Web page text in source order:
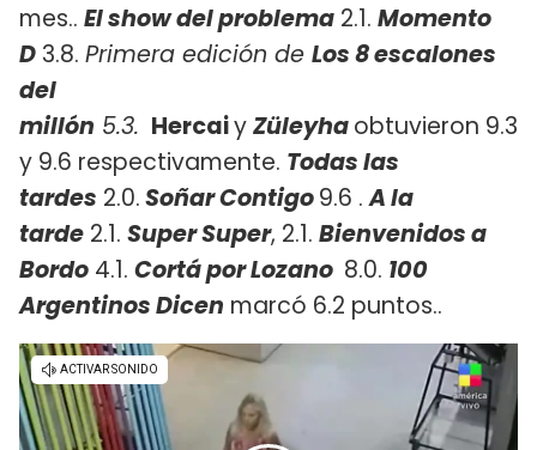
mes.. El show del problema 2.1. Momento
D 3.8. Primera edición de Los 8 escalones
del
millón 5.3. HercaiyZüleyhaobtuvieron 9.3
y 9.6 respectivamente. Todas las
tardes 2.0.Soñar Contigo9.6 .A la
tarde 2.1. Super Super, 2.1. Bienvenidos a
Bordo 4.1. Cortá por Lozano 8.0. 100
Argentinos Dicen marcó 6.2 puntos..